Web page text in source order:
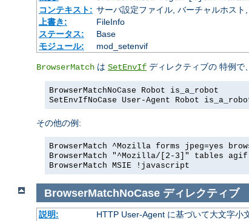
コンテキスト: サーバ設定ファイル, バーチャルホス
上書き:
FileInfo
ステータス:
Base
モジュール:
mod_setenvif
BrowserMatch は SetEnvIf ディレクティブの 特例で、
BrowserMatchNoCase Robot is_a_robot
SetEnvIfNoCase User-Agent Robot
その他の例:
BrowserMatch ^Mozilla forms jpeg=yes
BrowserMatch "^Mozilla/[2-3]" tables
BrowserMatch MSIE !javascript
BrowserMatchNoCase ディレクティブ
説明:
HTTP User-Agent に基づいて大文字小